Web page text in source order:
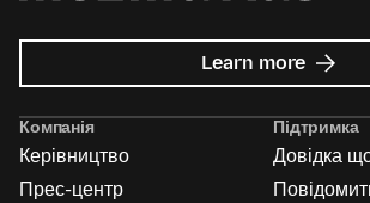
Learn more about
Компанія
Керівництво
Прес-центр
Підтримка
Довідка